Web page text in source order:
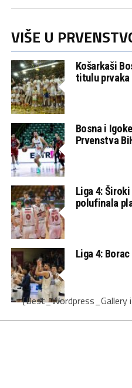
VIŠE U
Košarkaši
titulu prvaka
Bosna i
Prvenstva
Liga 4:
polufinala
Liga 4: